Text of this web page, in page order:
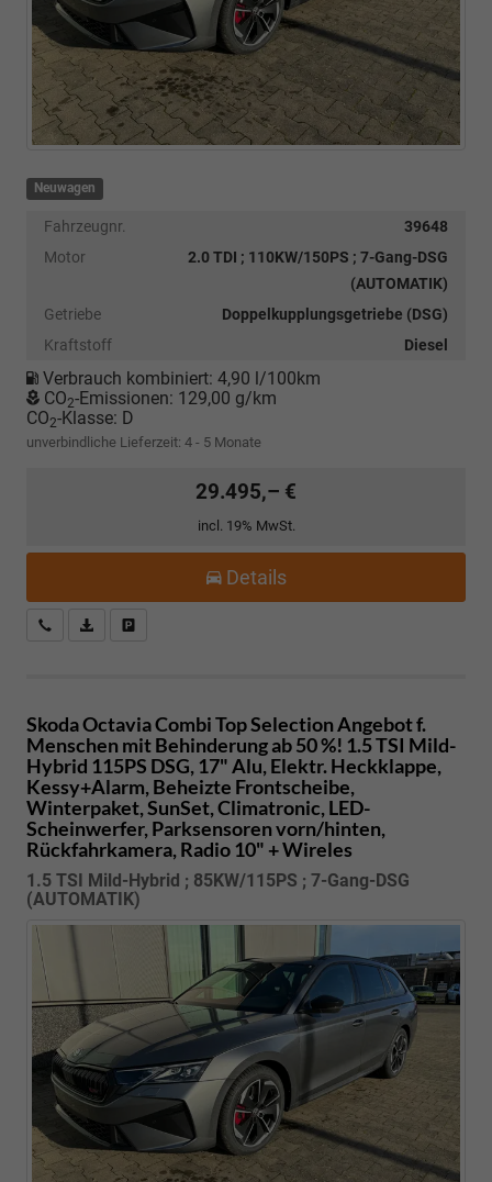
Neuwagen
Fahrzeugnr.
39648
Motor
2.0 TDI ; 110KW/150PS ; 7-Gang-DSG
(AUTOMATIK)
Getriebe
Doppelkupplungsgetriebe (DSG)
Kraftstoff
Diesel
Verbrauch kombiniert: 4,90 l/100km
CO2-Emissionen: 129,00 g/km
CO2-Klasse: D
unverbindliche Lieferzeit: 4 - 5 Monate
29.495,– €
incl. 19% MwSt.
Details
Kostenloser Rückruf-Service
PDF-Datei, Fahrzeugexposé drucken
Skoda Octavia CombiTop Selection Angebot f.
Menschen mit Behinderung ab 50 %! 1.5 TSI Mild-
Hybrid 115PS DSG, 17" Alu, Elektr. Heckklappe,
Kessy+Alarm, Beheizte Frontscheibe,
Winterpaket, SunSet, Climatronic, LED-
Scheinwerfer, Parksensoren vorn/hinten,
Rückfahrkamera, Radio 10" + Wireles
1.5 TSI Mild-Hybrid ; 85KW/115PS ; 7-Gang-DSG
(AUTOMATIK)